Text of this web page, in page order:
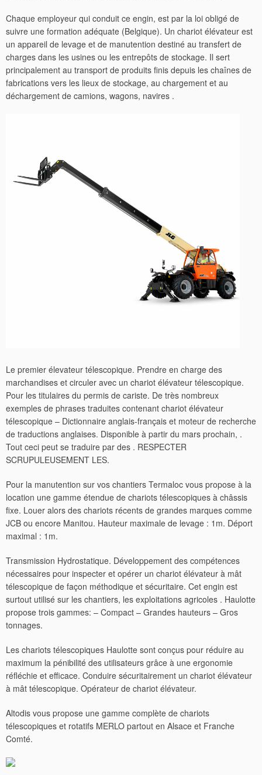
Chaque employeur qui conduit ce engin, est par la loi obligé de
suivre une formation adéquate (Belgique). Un chariot élévateur est
un appareil de levage et de manutention destiné au transfert de
charges dans les usines ou les entrepôts de stockage. Il sert
principalement au transport de produits finis depuis les chaînes de
fabrications vers les lieux de stockage, au chargement et au
déchargement de camions, wagons, navires .
Le premier élevateur télescopique. Prendre en charge des
marchandises et circuler avec un chariot élévateur télescopique.
Pour les titulaires du permis de cariste. De très nombreux
exemples de phrases traduites contenant chariot élévateur
télescopique – Dictionnaire anglais-français et moteur de recherche
de traductions anglaises. Disponible à partir du mars prochain, .
Tout ceci peut se traduire par des . RESPECTER
SCRUPULEUSEMENT LES.
Pour la manutention sur vos chantiers Termaloc vous propose à la
location une gamme étendue de chariots télescopiques à châssis
fixe. Louer alors des chariots récents de grandes marques comme
JCB ou encore Manitou. Hauteur maximale de levage : 1m. Déport
maximal : 1m.
Transmission Hydrostatique. Développement des compétences
nécessaires pour inspecter et opérer un chariot élévateur à mât
télescopique de façon méthodique et sécuritaire. Cet engin est
surtout utilisé sur les chantiers, les exploitations agricoles . Haulotte
propose trois gammes: – Compact – Grandes hauteurs – Gros
tonnages.
Les chariots télescopiques Haulotte sont conçus pour réduire au
maximum la pénibilité des utilisateurs grâce à une ergonomie
réfléchie et efficace. Conduire sécuritairement un chariot élévateur
à mât télescopique. Opérateur de chariot élévateur.
Altodis vous propose une gamme complète de chariots
télescopiques et rotatifs MERLO partout en Alsace et Franche
Comté.